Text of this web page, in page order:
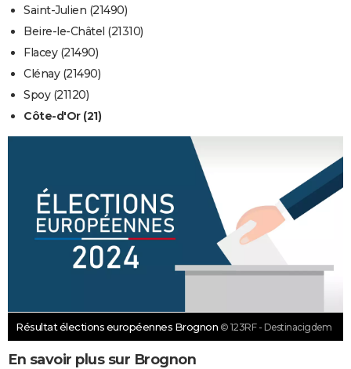
Saint-Julien (21490)
Beire-le-Châtel (21310)
Flacey (21490)
Clénay (21490)
Spoy (21120)
Côte-d'Or (21)
Résultat élections européennes Brognon © 123RF - Destinacigdem
En savoir plus sur Brognon